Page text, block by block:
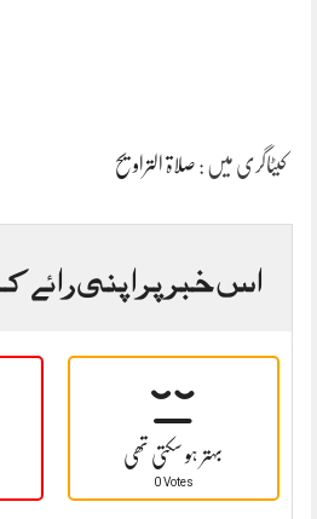
کیٹاگری میں : صلاۃ التراویح
اس خبر پر اپنی رائے
بہتر ہو سکتی تھی
0 Votes